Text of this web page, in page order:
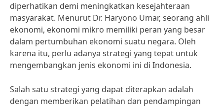
diperhatikan demi meningkatkan kesejahteraan
masyarakat. Menurut Dr. Haryono Umar, seorang ahli
ekonomi, ekonomi mikro memiliki peran yang besar
dalam pertumbuhan ekonomi suatu negara. Oleh
karena itu, perlu adanya strategi yang tepat untuk
mengembangkan jenis ekonomi ini di Indonesia.
Salah satu strategi yang dapat diterapkan adalah
dengan memberikan pelatihan dan pendampingan